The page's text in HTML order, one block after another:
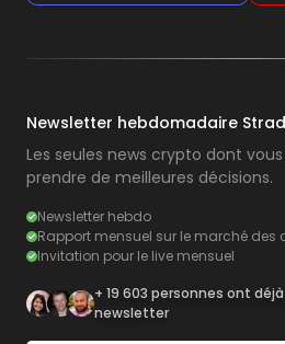
Newsletter hebdomadaire
Les seules news crypto dont
prendre de meilleures décisions.
Newsletter hebdo
Rapport mensuel sur le marché des
Invitation pour le live mensuel
+ 19 603 personnes ont
newsletter